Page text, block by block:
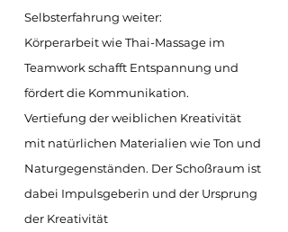
Selbsterfahrung weiter:
Körperarbeit wie Thai-Massage im
Teamwork schafft Entspannung und
fördert die Kommunikation.
Vertiefung der weiblichen Kreativität
mit natürlichen Materialien wie Ton und
Naturgegenständen. Der Schoßraum ist
dabei Impulsgeberin und der Ursprung
der Kreativität